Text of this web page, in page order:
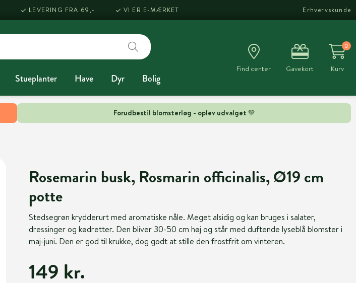
Forudbestil blomsterløg - oplev udvalget 💚
LEVERING FRA 69,- VI ER E-MÆRKET Erhvervskunde
Stueplanter Have Dyr Bolig
Find center Gavekort
0
Kurv
Rosemarin busk, Rosmarin officinalis, Ø19 cm
potte
Stedsegrøn krydderurt med aromatiske nåle. Meget alsidig og kan bruges i salater,
dressinger og kødretter. Den bliver 30-50 cm høj og står med duftende lyseblå blomster i
maj-juni. Den er god til krukke, dog godt at stille den frostfrit om vinteren.
149 kr.